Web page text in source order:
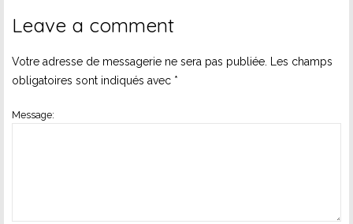
Leave a comment
Votre adresse de messagerie ne sera pas publiée.
Les champs
obligatoires sont indiqués avec *
Message: